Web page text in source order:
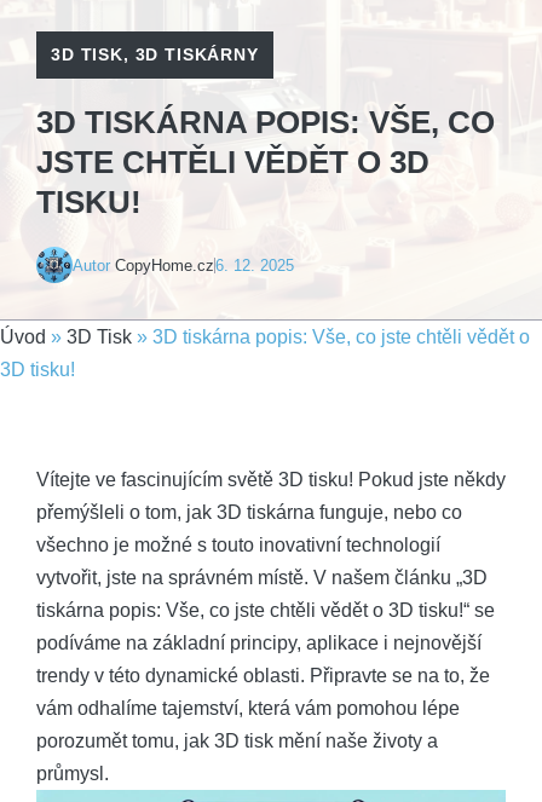
3D TISK, 3D TISKÁRNY
3D TISKÁRNA POPIS: VŠE, CO
JSTE CHTĚLI VĚDĚT O 3D
TISKU!
Autor CopyHome.cz6. 12. 2025
Úvod » 3D Tisk » 3D tiskárna popis: Vše, co jste chtěli vědět o
3D tisku!
Vítejte ve fascinujícím světě 3D tisku! Pokud jste někdy
přemýšleli o tom, jak 3D tiskárna funguje, nebo co
všechno je možné s touto inovativní technologií
vytvořit, jste na správném místě. V našem článku „3D
tiskárna popis: Vše, co jste chtěli vědět o 3D tisku!“ se
podíváme na základní principy, aplikace i nejnovější
trendy v této dynamické oblasti. Připravte se na to, že
vám odhalíme tajemství, která vám pomohou lépe
porozumět tomu, jak 3D tisk mění naše životy a
průmysl.